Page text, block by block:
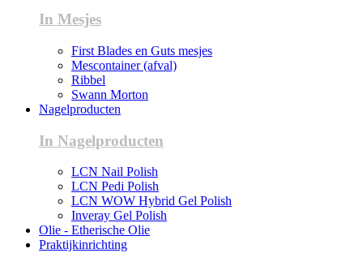
In Mesjes
First Blades en Guts mesjes
Mescontainer (afval)
Ribbel
Swann Morton
Nagelproducten
In Nagelproducten
LCN Nail Polish
LCN Pedi Polish
LCN WOW Hybrid Gel Polish
Inveray Gel Polish
Olie - Etherische Olie
Praktijkinrichting